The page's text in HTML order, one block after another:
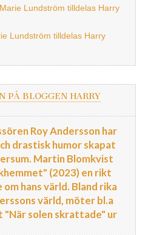
Marie Lundström tilldelas Harry
Lundström tilldelas Harry
PÅ BLOGGEN HARRY
Roy Andersson har
drastisk humor skapat
Martin Blomkvist
(2023) en rikt
hans värld. Bland rika
värld, möter bl.a
"När solen skrattade" ur